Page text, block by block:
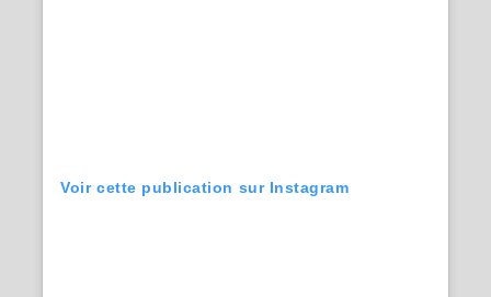
Voir cette publication sur Instagram